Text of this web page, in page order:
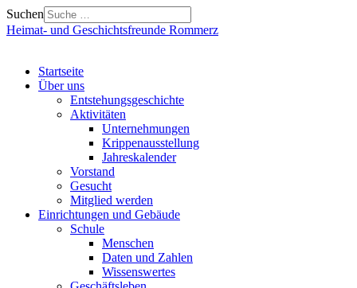
Suchen
Heimat- und Geschichtsfreunde Rommerz
Startseite
Über uns
Entstehungsgeschichte
Aktivitäten
Unternehmungen
Krippenausstellung
Jahreskalender
Vorstand
Gesucht
Mitglied werden
Einrichtungen und Gebäude
Schule
Menschen
Daten und Zahlen
Wissenswertes